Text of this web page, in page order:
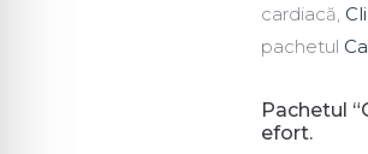
cardiacă,
pachetul
Pachetul
efort.